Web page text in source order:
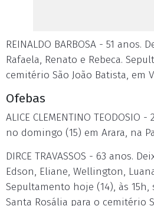
REINALDO BARBOSA - 51 anos.
Rafaela, Renato e Rebeca.
cemitério São João Batista, em
Ofebas
ALICE CLEMENTINO TEODOSIO
no domingo (15) em Arara, na
DIRCE TRAVASSOS - 63 anos.
Edson, Eliane, Wellington,
Sepultamento hoje (14), às 15h,
Santa Rosália para o cemitério